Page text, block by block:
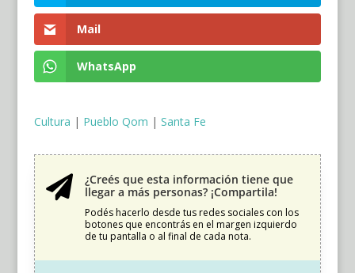
Mail
WhatsApp
Cultura | Pueblo Qom | Santa Fe

¿Creés que esta información tiene que
llegar a más personas? ¡Compartila!
Podés hacerlo desde tus redes sociales con los
botones que encontrás en el margen izquierdo
de tu pantalla o al final de cada nota.